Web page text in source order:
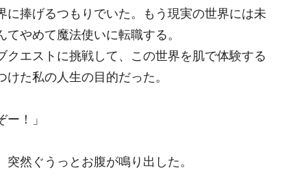
捧げるつもりでいた。もう現実の世界には未
やめて魔法使いに転職する。
エストに挑戦して、この世界を肌で体験する
た私の人生の目的だった。
！」
然ぐうっとお腹が鳴り出した。